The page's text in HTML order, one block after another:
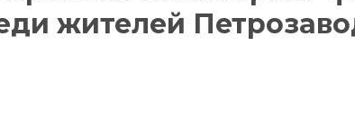
жителей